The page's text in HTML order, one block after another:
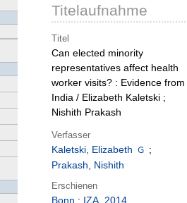
Titelaufnahme
Titel
Can elected minority
representatives affect health
worker visits? : Evidence from
India / Elizabeth Kaletski ;
Nishith Prakash
Verfasser
Kaletski, Elizabeth
;
Prakash, Nishith
Erschienen
Bonn : IZA, 2014